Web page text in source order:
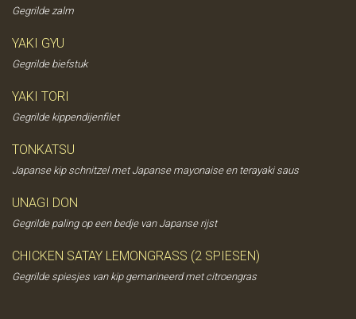
Gegrilde zalm
YAKI GYU
Gegrilde biefstuk
YAKI TORI
Gegrilde kippendijenfilet
TONKATSU
Japanse kip schnitzel met Japanse mayonaise en terayaki saus
UNAGI DON
Gegrilde paling op een bedje van Japanse rijst
CHICKEN SATAY LEMONGRASS (2 SPIESEN)
Gegrilde spiesjes van kip gemarineerd met citroengras